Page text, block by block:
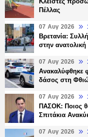
Πέλλας
07 Αυγ 2026
Βρετανία:
στην ανατολική
07 Αυγ 2026
Ανακαλύφθηκε
δάσος στη
07 Αυγ 2026
ΠΑΣΟΚ: Ποιος
Σπιτάκια
07 Αυγ 2026